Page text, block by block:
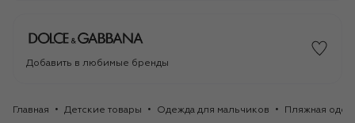
Добавить в любимые бренды
Главная Детские товары Одежда для мальчиков Пляжная